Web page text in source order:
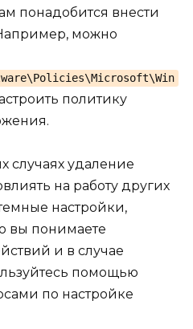
понадобится внести
можно
политику
случаях удаление
на работу других
настройки,
вы понимаете
и в случае
помощью
по настройке